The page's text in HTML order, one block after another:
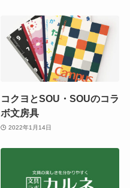
コクヨとSOU・SOUのコラ
ボ文房具
2022年1月14日